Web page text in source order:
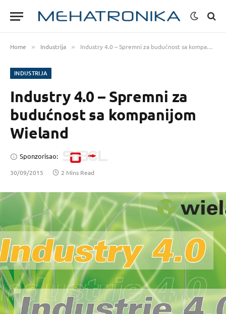
Home » Industrija » Industry 4.0 – Spremni za budućnost sa kompanijom Wieland
INDUSTRIJA
Industry 4.0 – Spremni za
budućnost sa kompanijom
Wieland
Sponzorisao:
30/09/2015 2 Mins Read